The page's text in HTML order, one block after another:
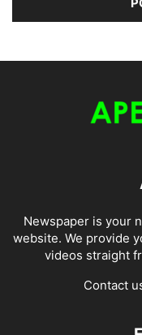
Newspaper is your
website. We provide
videos straight
Contact